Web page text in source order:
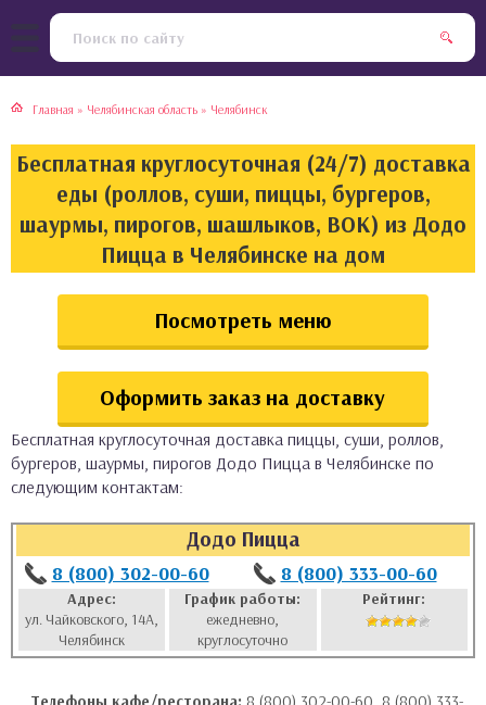
Главная » Челябинская область » Челябинск
Бесплатная круглосуточная (24/7) доставка
еды (роллов, суши, пиццы, бургеров,
шаурмы, пирогов, шашлыков, ВОК) из Додо
Пицца в Челябинске на дом
Посмотреть меню
Оформить заказ на доставку
Бесплатная круглосуточная доставка пиццы, суши, роллов,
бургеров, шаурмы, пирогов Додо Пицца в Челябинске по
следующим контактам:
Додо Пицца
8 (800) 302-00-60 8 (800) 333-00-60
Адрес:
ул. Чайковского, 14А,
Челябинск
График работы:
ежедневно,
круглосуточно
Рейтинг:
кухня
кухня
кухня
кухня
булочки